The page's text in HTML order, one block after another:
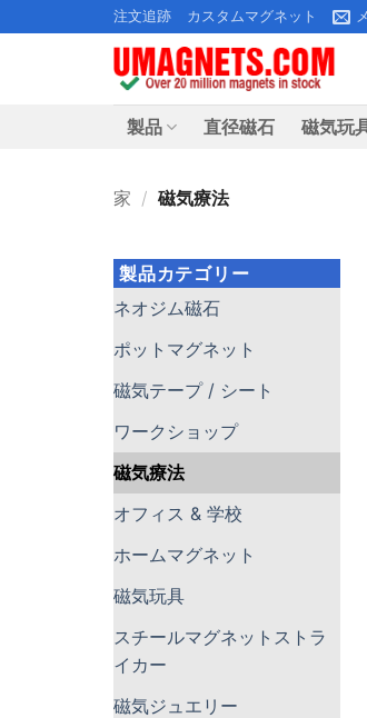
ン
注文追跡 カスタムマグネット
製品 直径磁石 磁気玩
家 / 磁気療法
製品カテゴリー
ネオジム磁石
ポットマグネット
磁気テープ / シート
ワークショップ
磁気療法
オフィス & 学校
ホームマグネット
磁気玩具
スチールマグネットストラ
イカー
磁気ジュエリー